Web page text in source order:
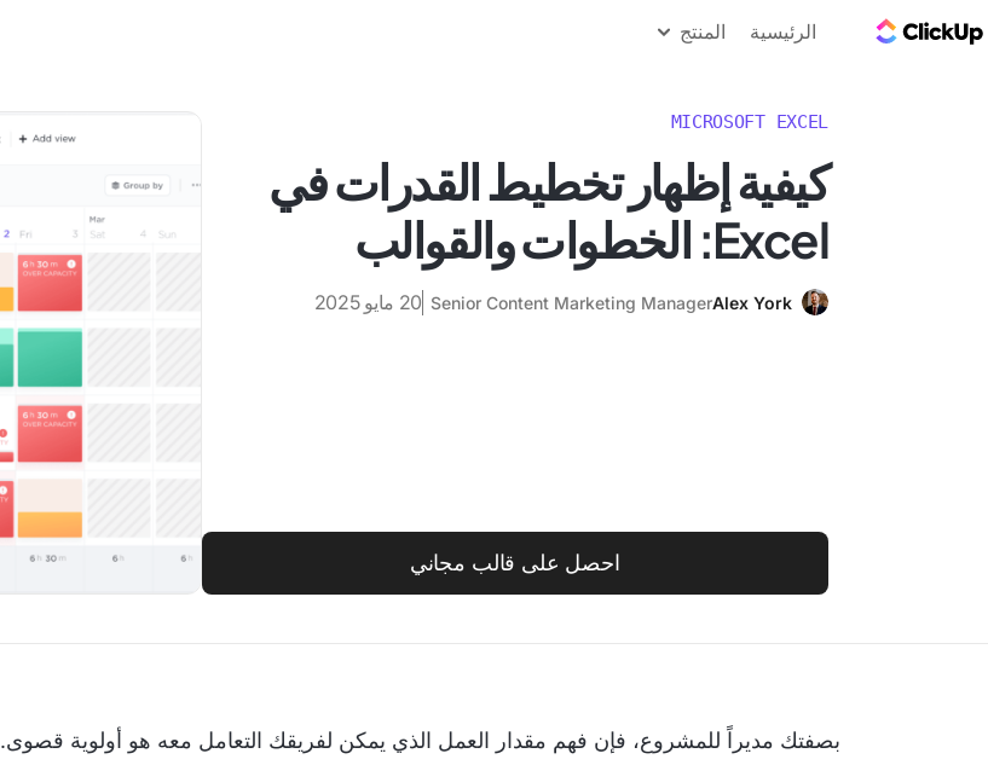
الرئيسية المنتج
MICROSOFT EXCEL
كيفية إظهار تخطيط القدرات في
Excel: الخطوات والقوالب
Alex York
Senior Content Marketing Manager 20 مايو 2025
احصل على قالب مجاني
بصفتك مديراً للمشروع، فإن فهم مقدار العمل الذي يمكن لفريقك التعامل معه هو أولوية قصوى.